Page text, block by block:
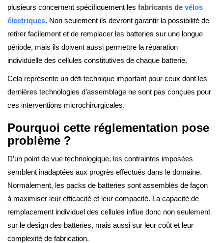
plusieurs concernent spécifiquement les fabricants de vélos
électriques. Non seulement ils devront garantir la possibilité de
retirer facilement et de remplacer les batteries sur une longue
période, mais ils doivent aussi permettre la réparation
individuelle des cellules constitutives de chaque batterie.
Cela représente un défi technique important pour ceux dont les
dernières technologies d’assemblage ne sont pas conçues pour
ces interventions microchirurgicales.
Pourquoi cette réglementation pose
problème ?
D’un point de vue technologique, les contraintes imposées
semblent inadaptées aux progrès effectués dans le domaine.
Normalement, les packs de batteries sont assemblés de façon
à maximiser leur efficacité et leur compacité. La capacité de
remplacement individuel des cellules influe donc non seulement
sur le design des batteries, mais aussi sur leur coût et leur
complexité de fabrication.